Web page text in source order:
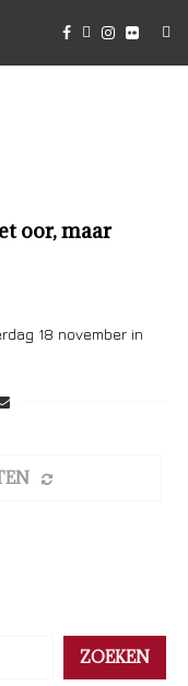
oor, maar
18 november in
ZOEKEN